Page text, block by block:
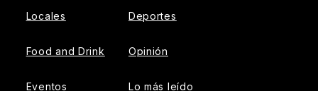
Locales
Food and Drink
Eventos
Deportes
Opinión
Lo más leído